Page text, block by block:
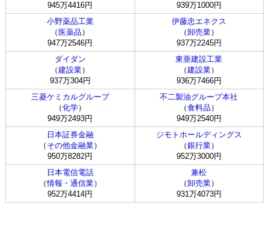
945万4416円
939万1000円
小野薬品工業
（ 医薬品 ）
947万2546円
伊藤忠エネクス
（卸売業）
937万2245円
ダイダン
（建設業）
937万304円
東亜建設工業
（建設業）
936万7466円
三菱ケミカルグループ
（化学）
949万2493円
不二製油グループ本社
（食料品 ）
949万2540円
日本証券金融
（ その他金融業）
950万8282円
ジモトホールディングス
（銀行業）
952万3000円
日本電信電話
（情報・通信業）
952万4414円
兼松
（卸売業）
931万4073円